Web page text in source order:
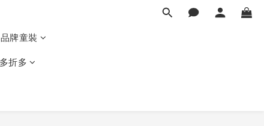
牌童裝
折多